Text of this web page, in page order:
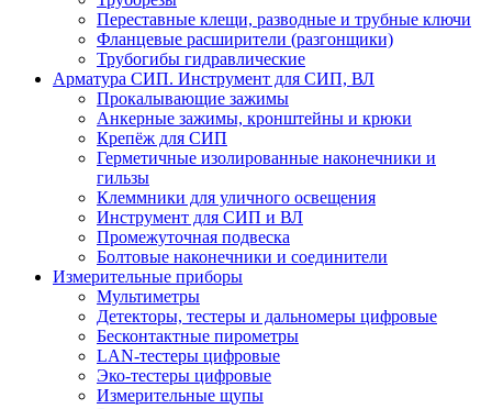
Переставные клещи, разводные и трубные ключи
Фланцевые расширители (разгонщики)
Трубогибы гидравлические
Арматура СИП. Инструмент для СИП, ВЛ
Прокалывающие зажимы
Анкерные зажимы, кронштейны и крюки
Крепёж для СИП
Герметичные изолированные наконечники и
гильзы
Клеммники для уличного освещения
Инструмент для СИП и ВЛ
Промежуточная подвеска
Болтовые наконечники и соединители
Измерительные приборы
Мультиметры
Детекторы, тестеры и дальномеры цифровые
Бесконтактные пирометры
LAN-тестеры цифровые
Эко-тестеры цифровые
Измерительные щупы